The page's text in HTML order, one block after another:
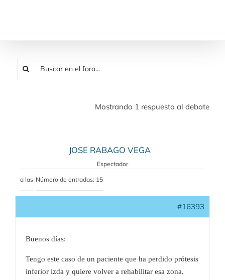
Mostrando 1 respuesta al debate
JOSE RABAGO VEGA
Espectador
a las Número de entradas: 15
#16393
Buenos días:
Tengo este caso de un paciente que ha perdido prótesis
inferior izda y quiere volver a rehabilitar esa zona.